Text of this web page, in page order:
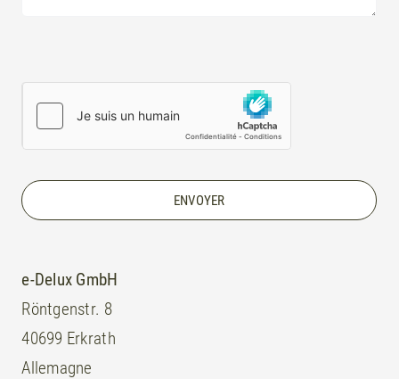
e-Delux GmbH
Röntgenstr. 8
40699 Erkrath
Allemagne